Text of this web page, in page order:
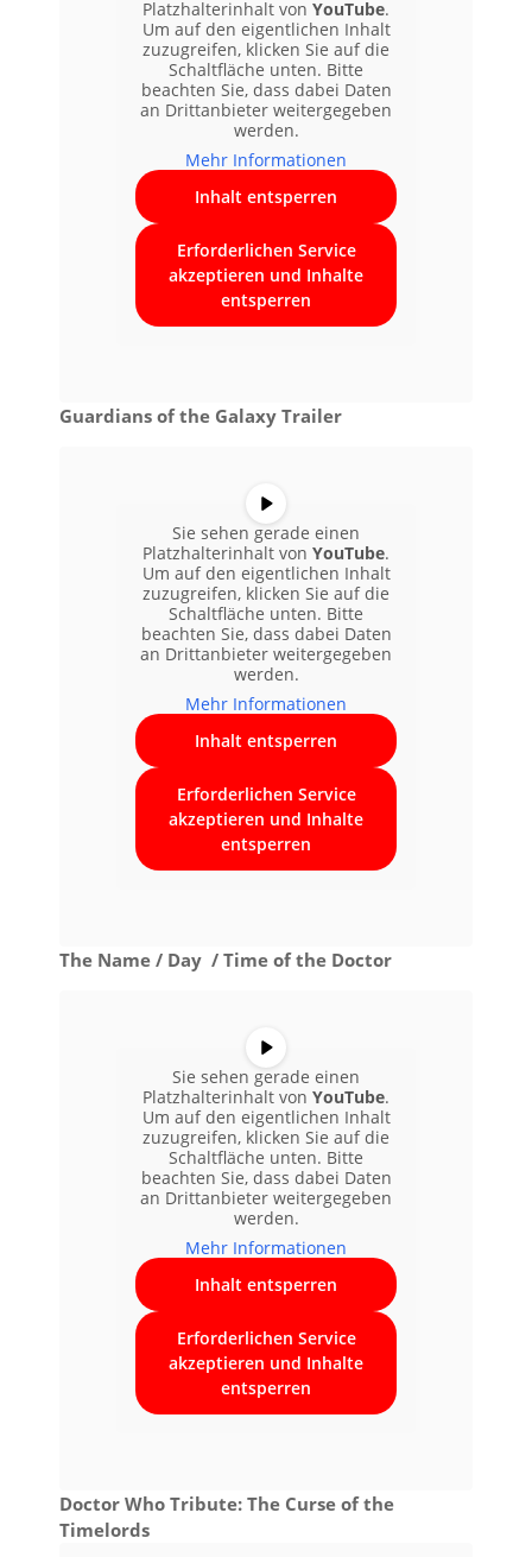
Platzhalterinhalt von YouTube.
Um auf den eigentlichen Inhalt
zuzugreifen, klicken Sie auf die
Schaltfläche unten. Bitte
beachten Sie, dass dabei Daten
an Drittanbieter weitergegeben
werden.
Mehr Informationen
Inhalt entsperren
Erforderlichen Service
akzeptieren und Inhalte
entsperren
Guardians of the Galaxy Trailer
Sie sehen gerade einen
Platzhalterinhalt von YouTube.
Um auf den eigentlichen Inhalt
zuzugreifen, klicken Sie auf die
Schaltfläche unten. Bitte
beachten Sie, dass dabei Daten
an Drittanbieter weitergegeben
werden.
Mehr Informationen
Inhalt entsperren
Erforderlichen Service
akzeptieren und Inhalte
entsperren
The Name / Day / Time of the Doctor
Sie sehen gerade einen
Platzhalterinhalt von YouTube.
Um auf den eigentlichen Inhalt
zuzugreifen, klicken Sie auf die
Schaltfläche unten. Bitte
beachten Sie, dass dabei Daten
an Drittanbieter weitergegeben
werden.
Mehr Informationen
Inhalt entsperren
Erforderlichen Service
akzeptieren und Inhalte
entsperren
Doctor Who Tribute: The Curse of the
Timelords